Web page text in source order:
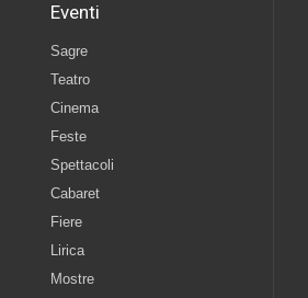
Eventi
Sagre
Teatro
Cinema
Feste
Spettacoli
Cabaret
Fiere
Lirica
Mostre